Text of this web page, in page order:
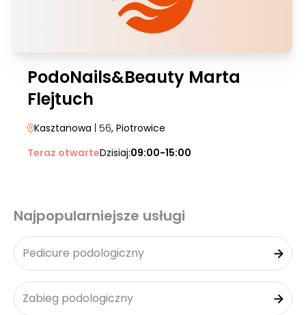
PodoNails&Beauty Marta
Flejtuch
Kasztanowa | 56, Piotrowice
Teraz otwarteDzisiaj:09:00-15:00
Najpopularniejsze usługi
Pedicure podologiczny
Zabieg podologiczny